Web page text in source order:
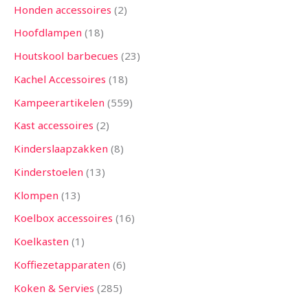
Honden accessoires 2
Hoofdlampen 18
Houtskool barbecues 23
Kachel Accessoires 18
Kampeerartikelen 559
Kast accessoires 2
Kinderslaapzakken 8
Kinderstoelen 13
Klompen 13
Koelbox accessoires 16
Koelkasten 1
Koffiezetapparaten 6
Koken & Servies 285